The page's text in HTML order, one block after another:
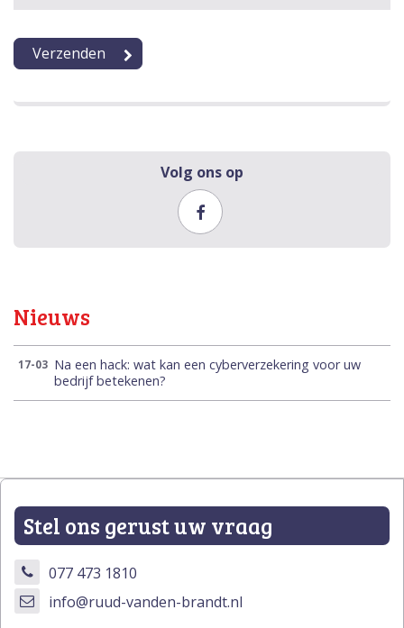
Volg ons op
Nieuws
17-03 Na een hack: wat kan een cyberverzekering voor uw
bedrijf betekenen?
Stel ons gerust uw vraag
077 473 1810
info@ruud-vanden-brandt.nl